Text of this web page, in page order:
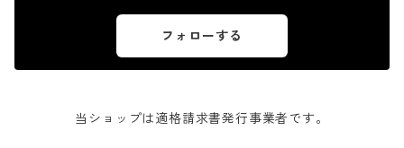
フォローする
当ショップは適格請求書発行事業者です。